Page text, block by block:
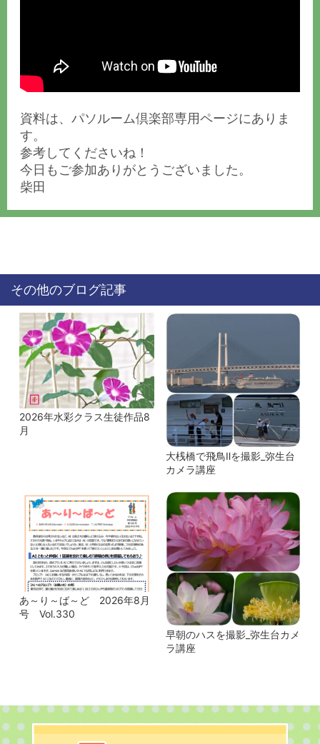
資料は、パソルーム倶楽部専用ページにありま
す。
参考してくださいね！
今日もご参加ありがとうございました。
柴田
その他のブログ記事
2026年水彩クラス生徒作品8
月
大桟橋で飛鳥Ⅱを撮影_弥生台
カメラ講座
あ～り～ば～ど 2026年8月
号 Vol.330
早朝のハスを撮影_弥生台カメ
ラ講座